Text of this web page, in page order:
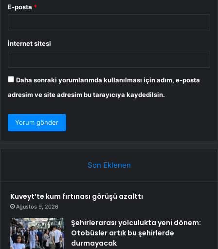
E-posta *
İnternet sitesi
Daha sonraki yorumlarımda kullanılması için adım, e-posta
adresim ve site adresim bu tarayıcıya kaydedilsin.
Son Eklenen
Kuveyt’te kum fırtınası görüşü azalttı
Ağustos 9, 2026
Şehirlerarası yolculukta yeni dönem:
Otobüsler artık bu şehirlerde
durmayacak